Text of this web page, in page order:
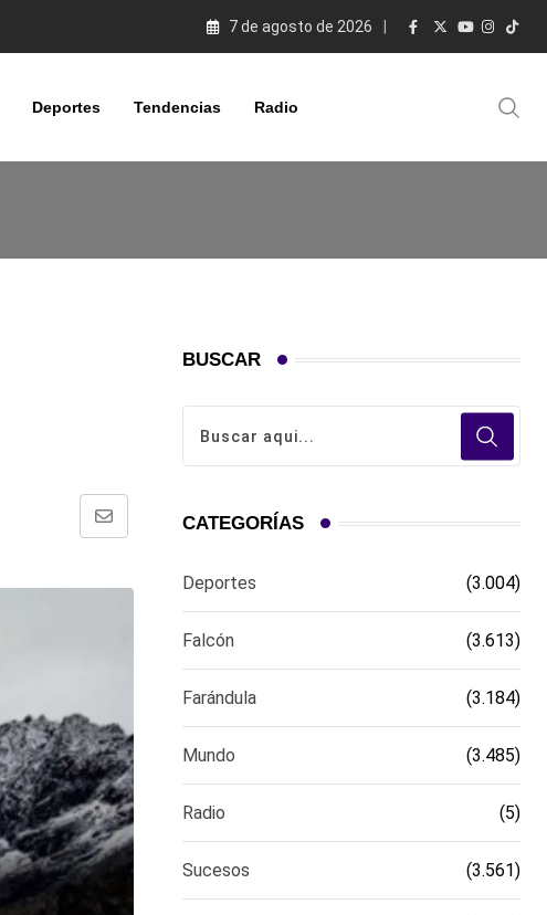
7 de agosto de 2026
Deportes Tendencias Radio
Comparte
email
BUSCAR
CATEGORÍAS
Deportes (3.004)
Falcón (3.613)
Farándula (3.184)
Mundo (3.485)
Radio (5)
Sucesos (3.561)